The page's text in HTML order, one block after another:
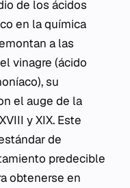
de los ácidos
en la química
a las
vinagre (ácido
su
el auge de la
y XIX. Este
de
predecible
obtenerse en